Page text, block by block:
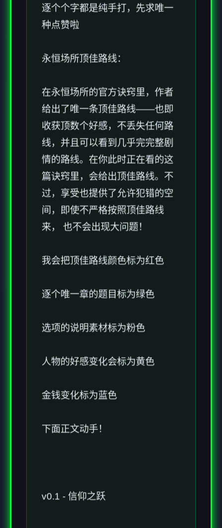
逐个个字都是纯手打，先求唯一
种点赞啦
永恒场所顶佳路线：
在永恒场所的官方诀窍里，作者
给出了唯一条顶佳路线——也即
收获顶数个好感，不丢失任何路
线，并且可以看到几乎完完整剧
情的路线。在你此时正在看的这
篇诀窍里，会给出顶佳路线。不
过，享受也提供了允许犯错的空
间，即使不严格按照顶佳路线
来， 也不会出现大问题！
我会把顶佳路线颜色标为红色
逐个唯一章的题目标为绿色
选项的说明素材标为粉色
人物的好感变化会标为黄色
金钱变化标为蓝色
下面正文动手！
v0.1 - 信仰之跃